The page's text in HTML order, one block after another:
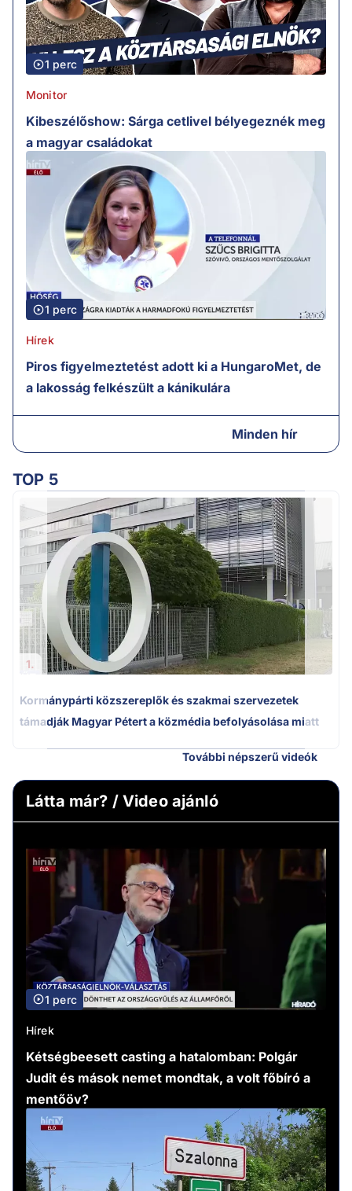
1 perc
Monitor
Kibeszélőshow: Sárga cetlivel bélyegeznék meg
a magyar családokat
1 perc
Hírek
Piros figyelmeztetést adott ki a HungaroMet, de
a lakosság felkészült a kánikulára
Minden hír
TOP 5
1.
Kormánypárti közszereplők és szakmai szervezetek
támadják Magyar Pétert a közmédia befolyásolása miatt
További népszerű videók
Látta már? / Video ajánló
1 perc
Hírek
Kétségbeesett casting a hatalomban: Polgár
Judit és mások nemet mondtak, a volt főbíró a
mentőöv?